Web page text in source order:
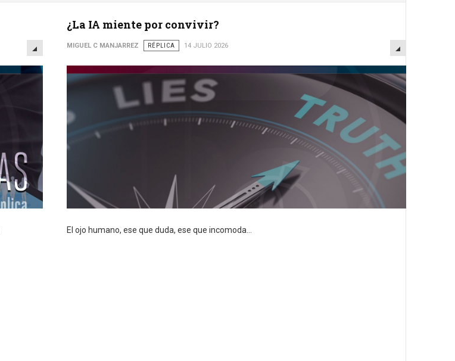
EMPTY
¿La IA miente por convivir?
MIGUEL C MANJARREZ RÉPLICA 14 JULIO 2026 EMPTY
El ojo humano, ese que duda, ese que incomoda...